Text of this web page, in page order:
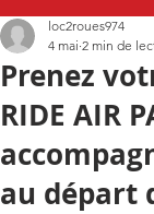
Prenez
RIDE AIR
au départ
loc2roues974
4 mai 2 min de